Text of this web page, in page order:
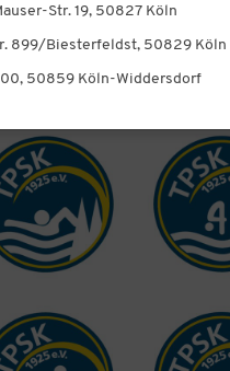
persönlich für Euch
Str. 19, 50827 Köln
899/Biesterfeldst, 50829 Köln
50859 Köln-Widdersdorf